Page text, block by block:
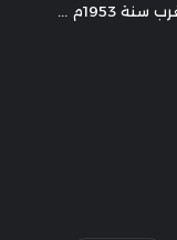
سنة 1953م ...